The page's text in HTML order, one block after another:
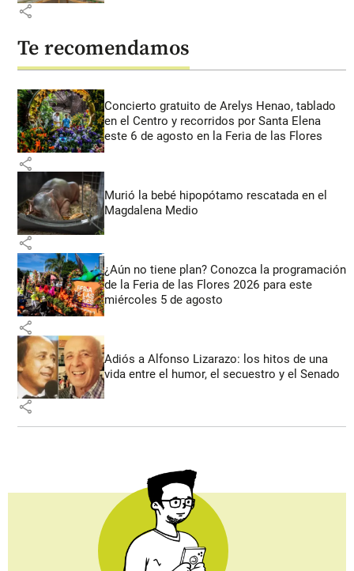
share
Te recomendamos
Concierto gratuito de Arelys Henao, tablado
en el Centro y recorridos por Santa Elena
este 6 de agosto en la Feria de las Flores
share
Murió la bebé hipopótamo rescatada en el
Magdalena Medio
share
¿Aún no tiene plan? Conozca la programación
de la Feria de las Flores 2026 para este
miércoles 5 de agosto
share
Adiós a Alfonso Lizarazo: los hitos de una
vida entre el humor, el secuestro y el Senado
share